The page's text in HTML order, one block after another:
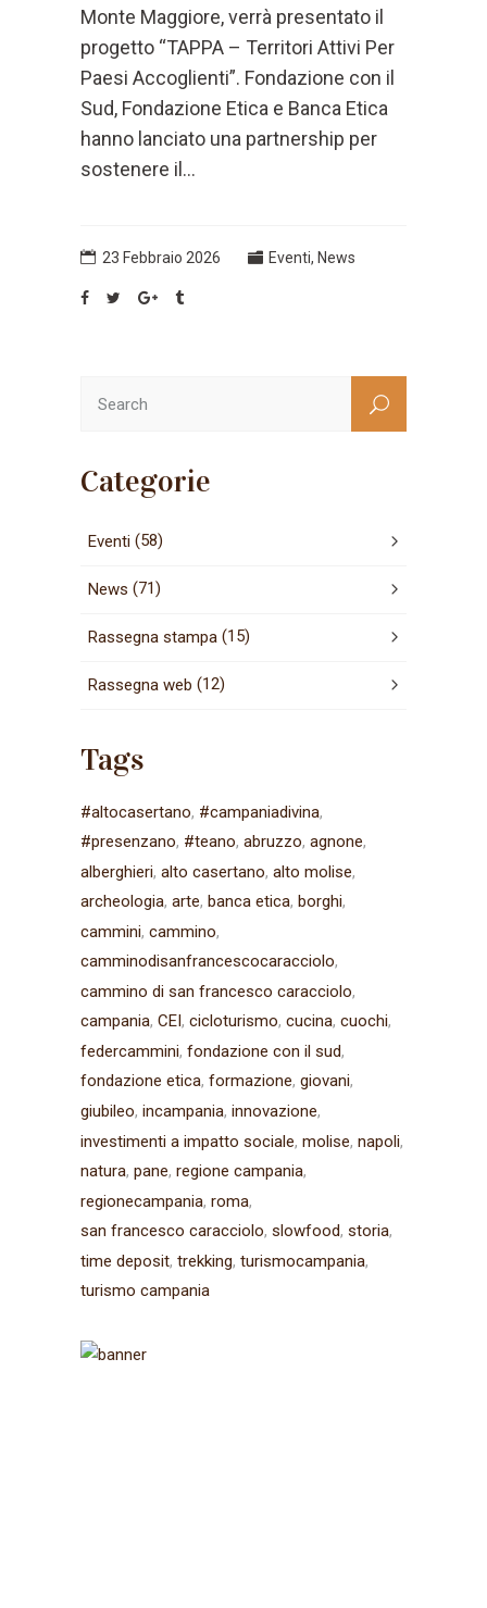
Monte Maggiore, verrà presentato il
progetto “TAPPA – Territori Attivi Per
Paesi Accoglienti”. Fondazione con il
Sud, Fondazione Etica e Banca Etica
hanno lanciato una partnership per
sostenere il...
23 Febbraio 2026 Eventi, News
Categorie
Eventi (58)
News (71)
Rassegna stampa (15)
Rassegna web (12)
Tags
#altocasertano #campaniadivina
#presenzano #teano abruzzo agnone
alberghieri alto casertano alto molise
archeologia arte banca etica borghi
cammini cammino
camminodisanfrancescocaracciolo
cammino di san francesco caracciolo
campania CEI cicloturismo cucina cuochi
federcammini fondazione con il sud
fondazione etica formazione giovani
giubileo incampania innovazione
investimenti a impatto sociale molise napoli
natura pane regione campania
regionecampania roma
san francesco caracciolo slowfood storia
time deposit trekking turismocampania
turismo campania